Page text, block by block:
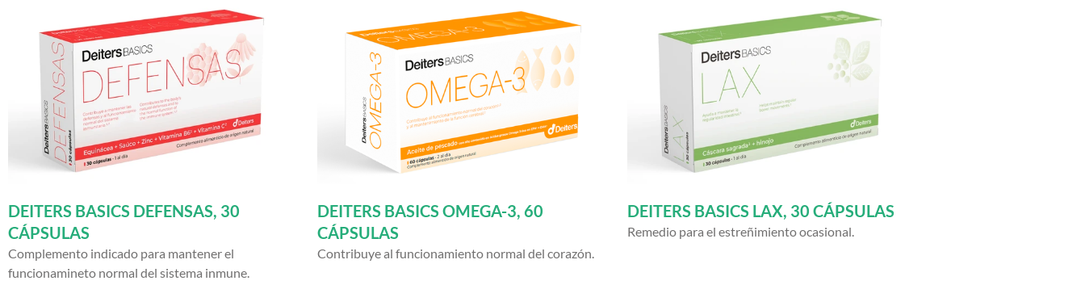
DEITERS BASICS DEFENSAS, 30
CÁPSULAS
Complemento indicado para mantener el
funcionamineto normal del sistema inmune.
DEITERS BASICS OMEGA-3, 60
CÁPSULAS
Contribuye al funcionamiento normal del corazón.
DEITERS BASICS LAX, 30 CÁPSULAS
Remedio para el estreñimiento ocasional.